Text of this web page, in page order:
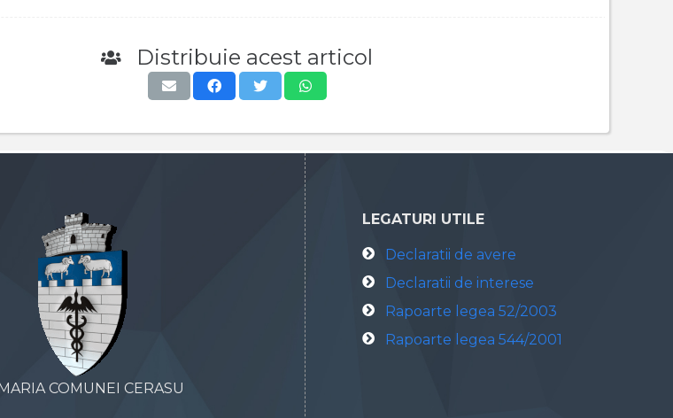
Distribuie acest articol
COMUNEI CERASU
LEGATURI UTILE
Declaratii de avere
Declaratii de interese
Rapoarte legea 52/2003
Rapoarte legea 544/2001